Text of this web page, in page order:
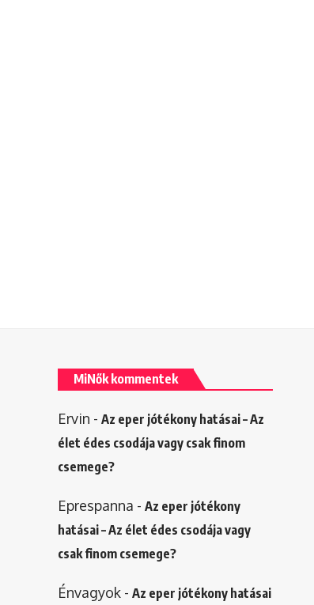
MiNők kommentek
Ervin - Az eper jótékony hatásai – Az
élet édes csodája vagy csak finom
csemege?
Eprespanna - Az eper jótékony
hatásai – Az élet édes csodája vagy
csak finom csemege?
Énvagyok- Az eper jótékony hatásai